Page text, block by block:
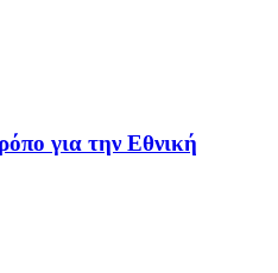
για την Εθνική